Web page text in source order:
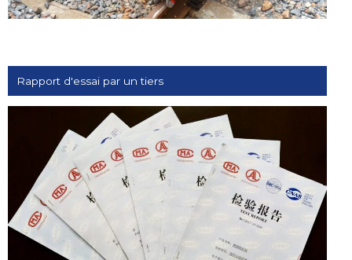
Rapport d'essai par un tiers